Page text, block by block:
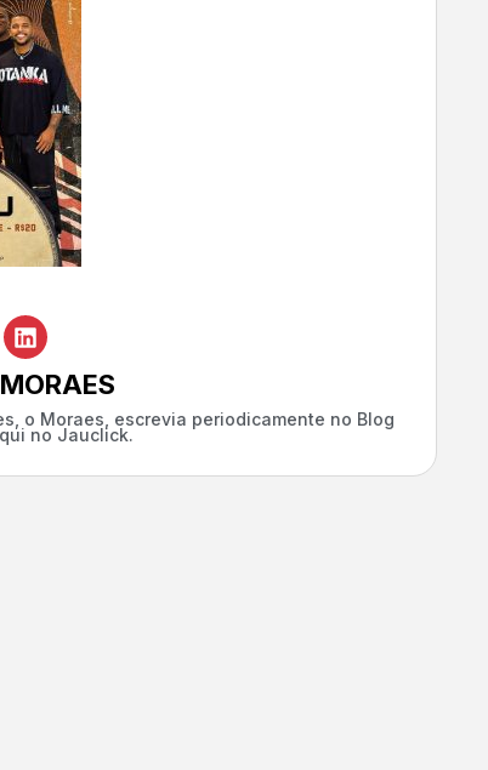
o Moraes, escrevia periodicamente no Blog
no Jauclick.